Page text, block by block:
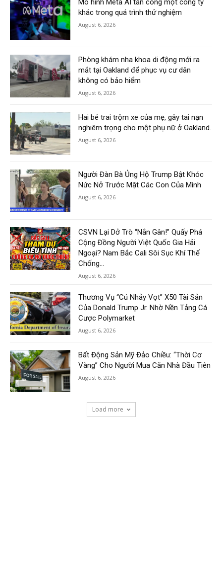
Mô hình Meta AI tấn công một công ty
khác trong quá trình thử nghiệm
August 6, 2026
Phòng khám nha khoa di động mới ra
mắt tại Oakland để phục vụ cư dân
không có bảo hiểm
August 6, 2026
Hai bé trai trộm xe của mẹ, gây tai nạn
nghiêm trọng cho một phụ nữ ở Oakland.
August 6, 2026
Người Đàn Bà Ủng Hộ Trump Bật Khóc
Nức Nở Trước Mặt Các Con Của Mình
August 6, 2026
CSVN Lại Dở Trò “Nắn Gân!” Quấy Phá
Cộng Đồng Người Việt Quốc Gia Hải
Ngoại? Nam Bắc Cali Sôi Sục Khí Thế
Chống...
August 6, 2026
Thương Vụ “Cú Nhảy Vọt” X50 Tài Sản
Của Donald Trump Jr. Nhờ Nền Tảng Cá
Cược Polymarket
August 6, 2026
Bất Động Sản Mỹ Đảo Chiều: “Thời Cơ
Vàng” Cho Người Mua Căn Nhà Đầu Tiên
August 6, 2026
Load more